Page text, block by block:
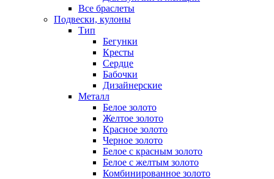
Все браслеты
Подвески, кулоны
Тип
Бегунки
Кресты
Сердце
Бабочки
Дизайнерские
Металл
Белое золото
Желтое золото
Красное золото
Черное золото
Белое с красным золото
Белое с желтым золото
Комбинированное золото